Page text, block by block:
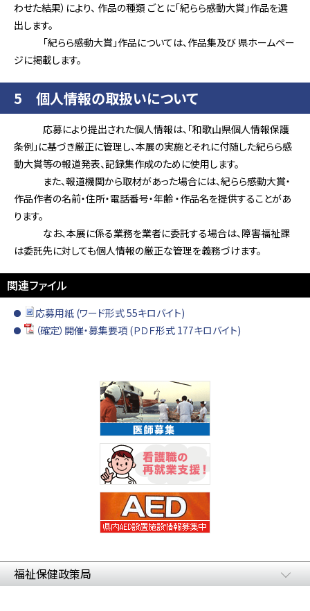
わせた結果）により、 作品の種類 ごと に「紀らら感動大賞」作品を選
出します。
「紀らら感動大賞」作品については、作品集及び 県ホームペー
ジに掲載します。
5 個人情報の取扱いについて
応募により提出された個人情報は、「和歌山県個人情報保護
条例」に基づき厳正に管理し、本展の実施とそれに付随した紀らら感
動大賞等の報道発表、記録集作成のために使用します。
また、報道機関から取材があった場合には、紀らら感動大賞・
作品作者の名前・住所・電話番号・年齢 ・作品名を提供することがあ
ります。
なお、本展に係る業務を業者に委託する場合は、障害福祉課
は委託先に対しても個人情報の厳正な管理を義務づけます。
関連ファイル
応募用紙 (ワード形式 55キロバイト)
（確定）開催・募集要項 (ＰＤＦ形式 177キロバイト)
福祉保健政策局